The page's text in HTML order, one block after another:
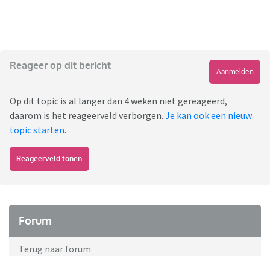
Reageer op dit bericht
Aanmelden
Op dit topic is al langer dan 4 weken niet gereageerd,
daarom is het reageerveld verborgen. Je kan ook een nieuw
topic starten.
Reageerveld tonen
Forum
Terug naar forum